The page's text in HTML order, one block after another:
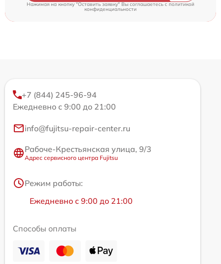
Нажимая на кнопку "Оставить заявку" Вы соглашаетесь cполитикой
конфиденциальности
+7 (844) 245-96-94
Ежедневно с 9:00 до 21:00
info@fujitsu-repair-center.ru
Рабоче-Крестьянская улица, 9/3
Адрес сервисного центра Fujitsu
Режим работы:
Ежедневно с 9:00 до 21:00
Способы оплаты